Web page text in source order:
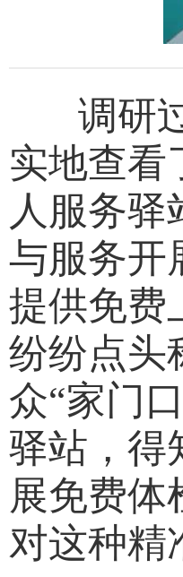
调研过
实地查看
人服务
与服务开
提供免费
纷纷点头
众“家门
驿站，得
展免费体
对这种精